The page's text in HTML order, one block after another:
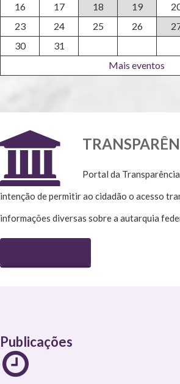
16
17 18 19
23
24 25 26
30
31
Mais eventos
Portal da
intenção de permitir ao cidadão o acesso
informações diversas sobre a autarquia
Publicações